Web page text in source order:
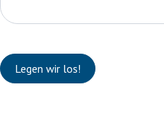
Legen wir los!